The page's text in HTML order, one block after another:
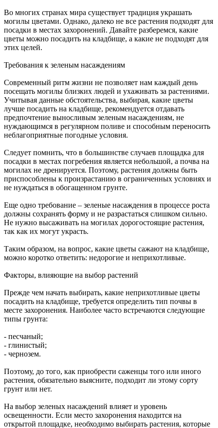
Во многих странах мира существует традиция украшать
могилы цветами. Однако, далеко не все растения подходят для
посадки в местах захоронений. Давайте разберемся, какие
цветы можно посадить на кладбище, а какие не подходят для
этих целей.
Требования к зеленым насаждениям
Современный ритм жизни не позволяет нам каждый день
посещать могилы близких людей и ухаживать за растениями.
Учитывая данные обстоятельства, выбирая, какие цветы
лучше посадить на кладбище, рекомендуется отдавать
предпочтение выносливым зеленым насаждениям, не
нуждающимся в регулярном поливе и способным переносить
неблагоприятные погодные условия.
Следует помнить, что в большинстве случаев площадка для
посадки в местах погребения является небольшой, а почва на
могилах не дренируется. Поэтому, растения должны быть
приспособлены к произрастанию в ограниченных условиях и
не нуждаться в обогащенном грунте.
Еще одно требование – зеленые насаждения в процессе роста
должны сохранять форму и не разрастаться слишком сильно.
Не нужно высаживать на могилах дорогостоящие растения,
так как их могут украсть.
Таким образом, на вопрос, какие цветы сажают на кладбище,
можно коротко ответить: недорогие и неприхотливые.
Факторы, влияющие на выбор растений
Прежде чем начать выбирать, какие неприхотливые цветы
посадить на кладбище, требуется определить тип почвы в
месте захоронения. Наиболее часто встречаются следующие
типы грунта:
- песчаный;
- глинистый;
- чернозем.
Поэтому, до того, как приобрести саженцы того или иного
растения, обязательно выясните, подходит ли этому сорту
грунт или нет.
На выбор зеленых насаждений влияет и уровень
освещенности. Если место захоронения находится на
открытой площадке, необходимо выбирать растения, которые